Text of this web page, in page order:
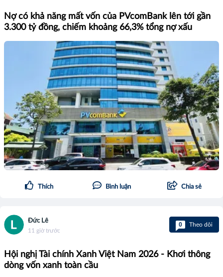
Nợ có khả năng mất vốn của PVcomBank lên tới gần
3.300 tỷ đồng, chiếm khoảng 66,3% tổng nợ xấu
Thích Bình luận Chia sẻ
Đức Lê
11 giờ trước
0 Theo dõi
Hội nghị Tài chính Xanh Việt Nam 2026 - Khơi thông
dòng vốn xanh toàn cầu